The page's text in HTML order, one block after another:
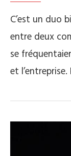
C’est un duo
entre deux
se
et